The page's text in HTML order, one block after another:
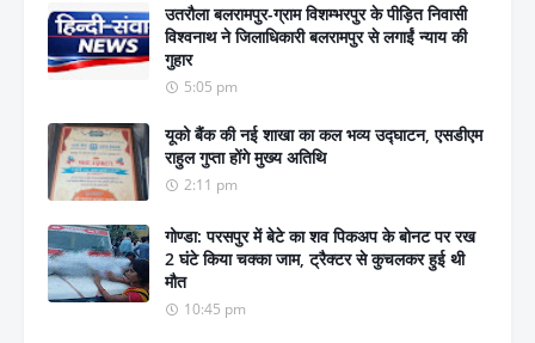
उतरौला बलरामपुर-ग्राम विशम्भरपुर के पीड़ित निवासी
विश्वनाथ ने जिलाधिकारी बलरामपुर से लगाईं न्याय की
गुहार
5:05 pm
यूको बैंक की नई शाखा का कल भव्य उद्घाटन, एसडीएम
राहुल गुप्ता होंगे मुख्य अतिथि
2:11 pm
गोण्डा: परसपुर में बेटे का शव पिकअप के बोनट पर रख
2 घंटे किया चक्का जाम, ट्रैक्टर से कुचलकर हुई थी
मौत
10:45 pm